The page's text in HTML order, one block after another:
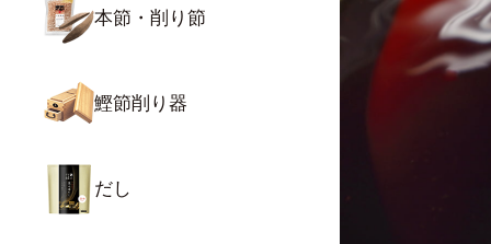
本節・削り節
鰹節削り器
だし